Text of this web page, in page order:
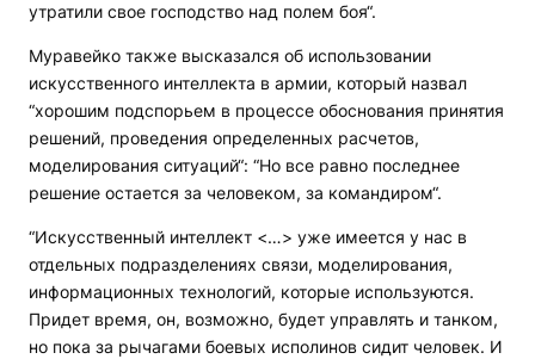
утратили свое господство над полем боя“.
Муравейко также высказался об использовании
искусственного интеллекта в армии, который назвал
“хорошим подспорьем в процессе обоснования принятия
решений, проведения определенных расчетов,
моделирования ситуаций“: “Но все равно последнее
решение остается за человеком, за командиром“.
“Искусственный интеллект <…> уже имеется у нас в
отдельных подразделениях связи, моделирования,
информационных технологий, которые используются.
Придет время, он, возможно, будет управлять и танком,
но пока за рычагами боевых исполинов сидит человек. И